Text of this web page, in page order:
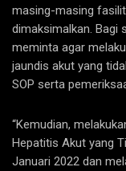
masing-masing
dimaksimalkan. Bagi
meminta agar
jaundis akut yang
SOP serta
“Kemudian,
Hepatitis Akut yang
Januari 2022 dan